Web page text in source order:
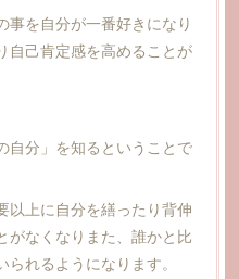
事を自分が一番好きになり
自己肯定感を高めることが
自分」を知るということで
以上に自分を繕ったり背伸
がなくなりまた、誰かと比
れるようになります。